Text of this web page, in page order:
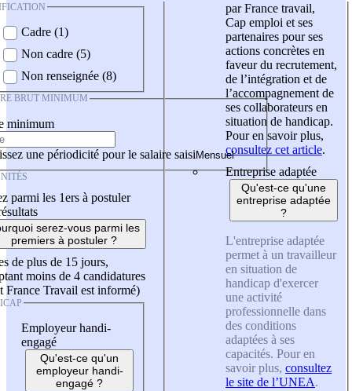
Cadre (1)
Non cadre (5)
Non renseignée (8)
BRUT MINIMUM
minimum
une périodicité pour le salaire saisi
parmi les 1ers à postuler
serez-vous parmi les
premiers à postuler ?
de plus de 15 jours,
moins de 4 candidatures
France Travail est informé)
Employeur handi-
engagé
Qu'est-ce qu'un
employeur handi-
engagé ?
par France travail,
Cap emploi et ses
partenaires pour ses
actions concrètes en
faveur du recrutement,
de l’intégration et de
l’accompagnement de
ses collaborateurs en
situation de handicap.
Pour en savoir plus,
consultez cet article.
Entreprise adaptée
Qu'est-ce qu'une
entreprise adaptée
?
L'entreprise adaptée
permet à un travailleur
en situation de
handicap d'exercer
une activité
professionnelle dans
des conditions
adaptées à ses
capacités. Pour en
savoir plus, consultez
le site de l’UNEA.